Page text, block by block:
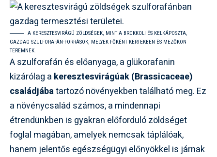
A KERESZTESVIRÁGÚ ZÖLDSÉGEK, MINT A BROKKOLI ÉS KELKÁPOSZTA,
GAZDAG SZULFORAFÁN-FORRÁSOK, MELYEK FŐKÉNT KERTEKBEN ÉS MEZŐKÖN
TEREMNEK.
A szulforafán és előanyaga, a glükorafanin
kizárólag a keresztesvirágúak (Brassicaceae)
családjábatartozó növényekben található meg. Ez
a növénycsalád számos, a mindennapi
étrendünkben is gyakran előforduló zöldséget
foglal magában, amelyek nemcsak táplálóak,
hanem jelentős egészségügyi előnyökkel is járnak